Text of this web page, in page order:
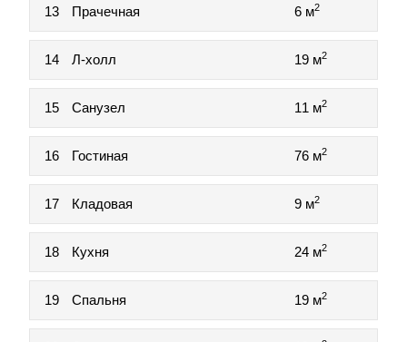
13 Прачечная 6 м2
14 Л-холл 19 м2
15 Санузел 11 м2
16 Гостиная 76 м2
17 Кладовая 9 м2
18 Кухня 24 м2
19 Спальня 19 м2